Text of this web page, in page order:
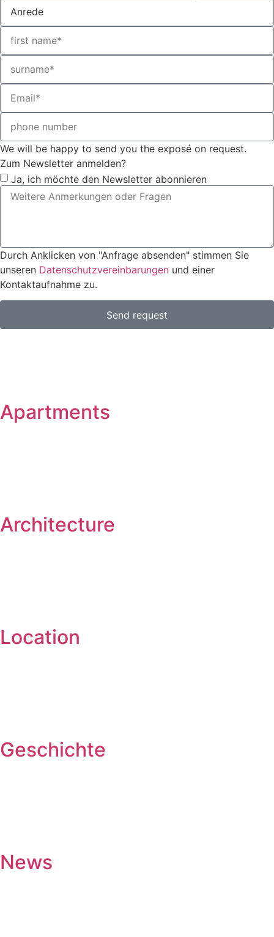
We will be happy to send you the exposé on request.
Zum Newsletter anmelden?
Ja, ich möchte den Newsletter abonnieren
Durch Anklicken von "Anfrage absenden" stimmen Sie
unseren Datenschutzvereinbarungen und einer
Kontaktaufnahme zu.
Send request
Apartments
Architecture
Location
Geschichte
News